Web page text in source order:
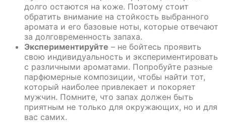
долго остаются на коже. Поэтому стоит
обратить внимание на стойкость выбранного
аромата и его базовые ноты, которые отвечают
за долговременность запаха.
Экспериментируйте – не бойтесь проявить
свою индивидуальность и экспериментировать
с различными ароматами. Попробуйте разные
парфюмерные композиции, чтобы найти тот,
который наиболее привлекает и покоряет
мужчин. Помните, что запах должен быть
приятным не только для окружающих, но и для
вас самих.